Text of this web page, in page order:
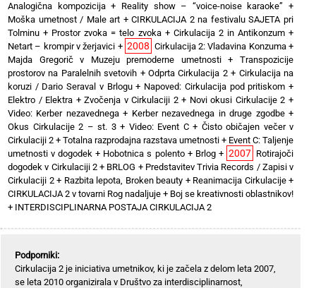
Analogična kompozicija+ Reality show – “voice-noise karaoke” +
Moška umetnost / Male art +CIRKULACIJA 2 na festivalu SAJETA pri
Tolminu + Prostor zvoka = telo zvoka+ Cirkulacija 2 in Antikonzum+
Netart – krompir v žerjavici + 2008 Cirkulacija 2: Vladavina Konzuma+
Majda Gregorič v Muzeju premoderne umetnosti+Transpozicije
prostorov na Paralelnih svetovih +Odprta Cirkulacija 2+ Cirkulacija na
koruzi / Dario Seraval v Brlogu+ Napoved: Cirkulacija pod pritiskom +
Elektro / Elektra +Zvočenja v Cirkulaciji 2+ Novi okusi Cirkulacije 2 +
Video: Kerber nezavednega+ Kerber nezavednega in druge zgodbe+
Okus Cirkulacije 2 – st. 3+ Video: Event C+ Čisto običajen večer v
Cirkulaciji 2 + Totalna razprodajna razstava umetnosti + Event C: Taljenje
umetnosti v dogodek + Hobotnica s polento+ Brlog+ 2007 Rotirajoči
dogodek v Cirkulaciji 2+ BRLOG + Predstavitev Trivia Records / Zapisi v
Cirkulaciji 2+ Razbita lepota, Broken beauty + Reanimacija Cirkulacije+
CIRKULACIJA 2 v tovarni Rog nadaljuje + Boj se kreativnosti oblastnikov!
+ INTERDISCIPLINARNA POSTAJA CIRKULACIJA 2
Podporniki:
Cirkulacija 2 je iniciativa umetnikov, ki je začela z delom leta 2007,
se leta 2010 organizirala v Društvo za interdisciplinarnost,